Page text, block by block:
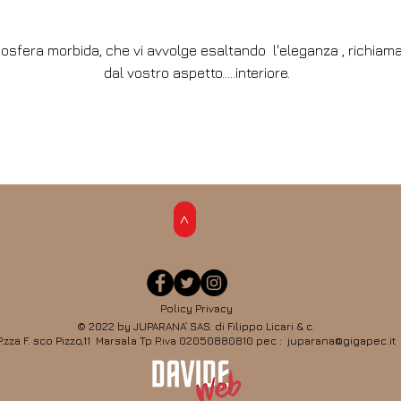
morbida, che vi avvolge esaltando l'eleganza ,
dal vostro aspetto.....interiore.
>
Policy Privacy
© 2022 by JUPARANA’ SAS. di Filippo Licari & c.
F. sco Pizzo,11 Marsala Tp P.iva 02050880810 pec : juparana@gigapec.it